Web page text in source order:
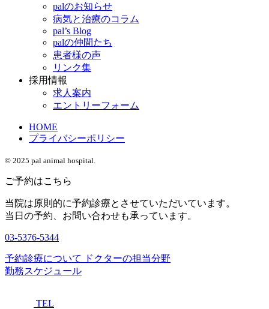
palのお知らせ
病気と治療のコラム
pal’s Blog
palの仲間たち
患者様の声
リンク集
採用情報
求人案内
エントリーフォーム
HOME
プライバシーポリシー
© 2025 pal animal hospital.
ご予約はこちら
当院は原則的に予約診療とさせていただいています。
当日の予約、お問い合わせも承っています。
03-5376-5344
予約診療について
ドクターの担当分野
勤務スケジュール
TEL